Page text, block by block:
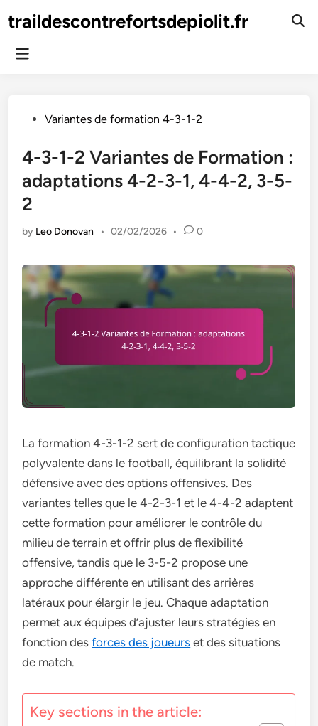
totraildescontrefortsdepiolit.fr
Main
PostedVariantes de formation 4-3-1-2
4-3-1-2 Variantes de Formation :
adaptations 4-2-3-1, 4-4-2, 3-5-
2
by Leo Donovan • 02/02/2026 • 0
La formation 4-3-1-2 sert de configuration tactique
polyvalente dans le football, équilibrant la solidité
défensive avec des options offensives. Des
variantes telles que le 4-2-3-1 et le 4-4-2 adaptent
cette formation pour améliorer le contrôle du
milieu de terrain et offrir plus de flexibilité
offensive, tandis que le 3-5-2 propose une
approche différente en utilisant des arrières
latéraux pour élargir le jeu. Chaque adaptation
permet aux équipes d’ajuster leurs stratégies en
fonction desforces des joueurs et des situations
de match.
Key sections in the article: